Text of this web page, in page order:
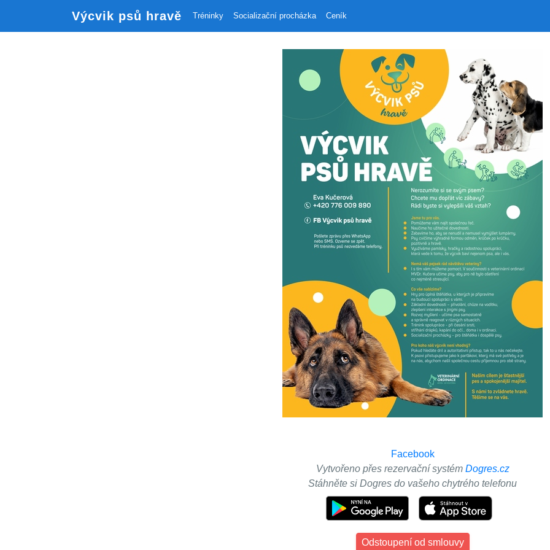
Výcvik psů hravě Tréninky Socializační procházka Ceník
Facebook
Vytvořeno přes rezervační systém Dogres.cz
Stáhněte si Dogres do vašeho chytrého telefonu
Odstoupení od smlouvy